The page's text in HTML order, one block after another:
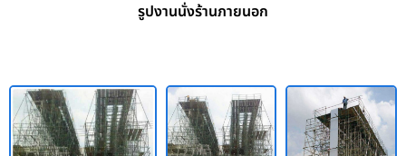
รูปงานนั่งร้านภายนอก